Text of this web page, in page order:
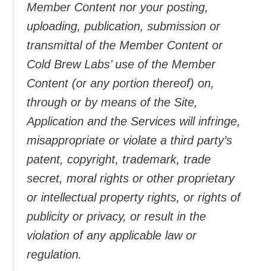
Member Content nor your posting,
uploading, publication, submission or
transmittal of the Member Content or
Cold Brew Labs’ use of the Member
Content (or any portion thereof) on,
through or by means of the Site,
Application and the Services will infringe,
misappropriate or violate a third party’s
patent, copyright, trademark, trade
secret, moral rights or other proprietary
or intellectual property rights, or rights of
publicity or privacy, or result in the
violation of any applicable law or
regulation.